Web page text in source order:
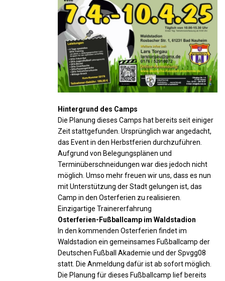
Hintergrund des Camps
Die Planung dieses Camps hat bereits seit einiger
Zeit stattgefunden. Ursprünglich war angedacht,
das Event in den Herbstferien durchzuführen.
Aufgrund von Belegungsplänen und
Terminüberschneidungen war dies jedoch nicht
möglich. Umso mehr freuen wir uns, dass es nun
mit Unterstützung der Stadt gelungen ist, das
Camp in den Osterferien zu realisieren.
Einzigartige Trainererfahrung
Osterferien-Fußballcamp im Waldstadion
In den kommenden Osterferien findet im
Waldstadion ein gemeinsames Fußballcamp der
Deutschen Fußball Akademie und der Spvgg08
statt. Die Anmeldung dafür ist ab sofort möglich.
Die Planung für dieses Fußballcamp lief bereits